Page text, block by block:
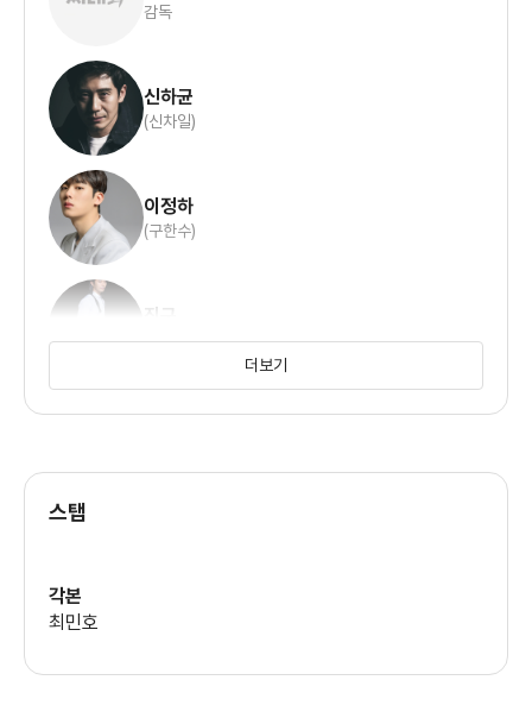
감독
신하균
(신차일)
이정하
(구한수)
진구
(황대웅)
더보기
스탭
각본
최민호